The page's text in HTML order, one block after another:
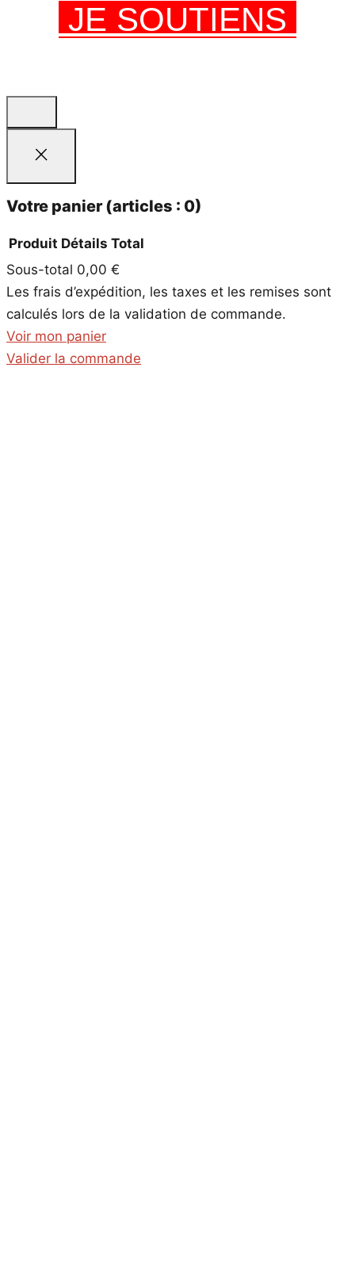
JE SOUTIENS
Votre panier (articles : 0)
Produits
dans
le
panier
Produit Détails Total
Sous-total 0,00 €
Les frais d’expédition, les taxes et les remises sont
calculés lors de la validation de commande.
Voir mon panier
Valider la commande